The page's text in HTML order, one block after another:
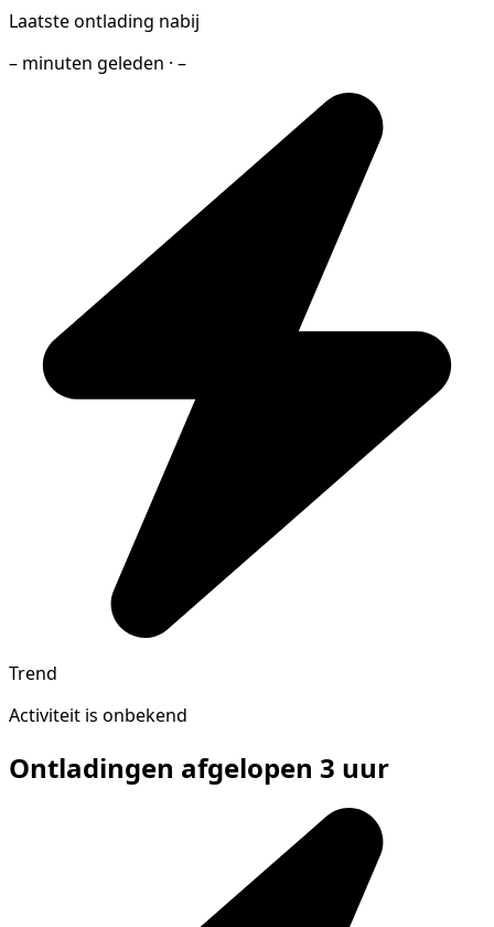
Laatste ontlading nabij
– minuten geleden · –
Trend
Activiteit is onbekend
Ontladingen afgelopen 3 uur